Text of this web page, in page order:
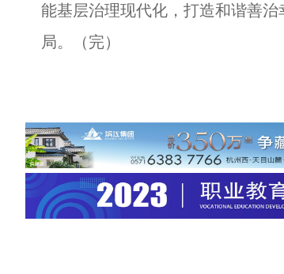
能基层治理现代化，打造和谐善
局。（完）